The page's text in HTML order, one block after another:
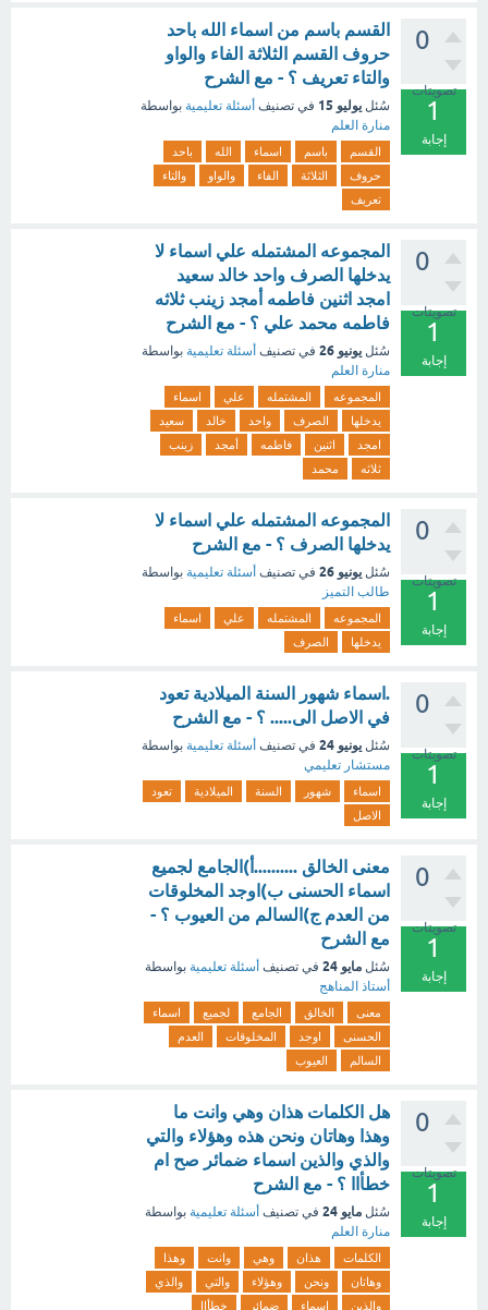
0
تصويتات
1
إجابة
القسم باسم من اسماء الله باحد
حروف القسم الثلاثة الفاء والواو
والتاء تعريف ؟ - مع الشرح
سُئل يوليو 15 في تصنيف أسئلة تعليمية بواسطة
منارة العلم
القسم باسم اسماء الله
باحد
حروف
الثلاثة الفاء والواو
والتاء
تعريف
0
تصويتات
1
إجابة
المجموعه المشتمله علي اسماء لا
يدخلها الصرف واحد خالد سعيد
امجد اثنين فاطمه أمجد زينب ثلاثه
فاطمه محمد علي ؟ - مع الشرح
سُئل يونيو 26 في تصنيف أسئلة تعليمية بواسطة
منارة العلم
المجموعه المشتمله علي
اسماء
يدخلها
الصرف واحد خالد
سعيد
امجد
اثنين فاطمه أمجد
زينب
ثلاثه
محمد
0
تصويتات
1
إجابة
المجموعه المشتمله علي اسماء لا
يدخلها الصرف ؟ - مع الشرح
سُئل يونيو 26 في تصنيف أسئلة تعليمية بواسطة
طالب التميز
المجموعه المشتمله علي
اسماء
يدخلها
الصرف
0
تصويتات
1
إجابة
.اسماء شهور السنة الميلادية تعود
في الاصل الى..... ؟ - مع الشرح
سُئل يونيو 24 في تصنيف أسئلة تعليمية بواسطة
مستشار تعليمي
اسماء شهور السنة الميلادية
تعود
الاصل
0
تصويتات
1
إجابة
معنى الخالق ..........أ)الجامع لجميع
اسماء الحسنى ب)اوجد المخلوقات
من العدم ج)السالم من العيوب ؟ -
مع الشرح
سُئل مايو 24 في تصنيف أسئلة تعليمية بواسطة
أستاذ المناهج
معنى الخالق الجامع لجميع
اسماء
الحسنى
اوجد المخلوقات
العدم
السالم
العيوب
0
تصويتات
1
إجابة
هل الكلمات هذان وهي وانت ما
وهذا وهاتان ونحن هذه وهؤلاء والتي
والذي والذين اسماء ضمائر صح ام
خطأاا ؟ - مع الشرح
سُئل مايو 24 في تصنيف أسئلة تعليمية بواسطة
منارة العلم
الكلمات هذان وهي وانت
وهذا
وهاتان
ونحن وهؤلاء والتي
والذي
والذين
اسماء ضمائر خطأاا